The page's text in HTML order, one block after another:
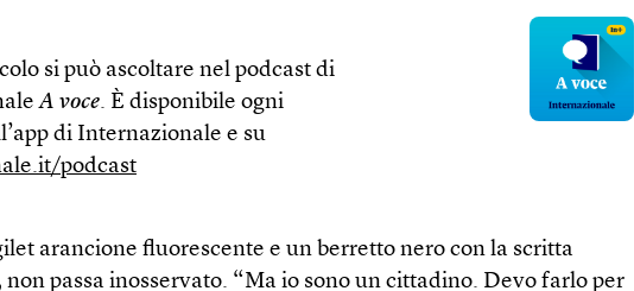
si può ascoltare nel podcast di
A voce. È disponibile ogni
di Internazionale e su
podcast
arancione fluorescente e un berretto nero con la scritta
non passa inosservato. “Ma io sono un cittadino. Devo farlo per